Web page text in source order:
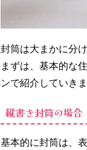
− 海外
に送る
場合
04. 封筒の
住所の書き
ーしよう！
封筒は大まかに分
まずは、基本的な
ンで紹介していきま
縦書き封筒の場合
基本的に封筒は、